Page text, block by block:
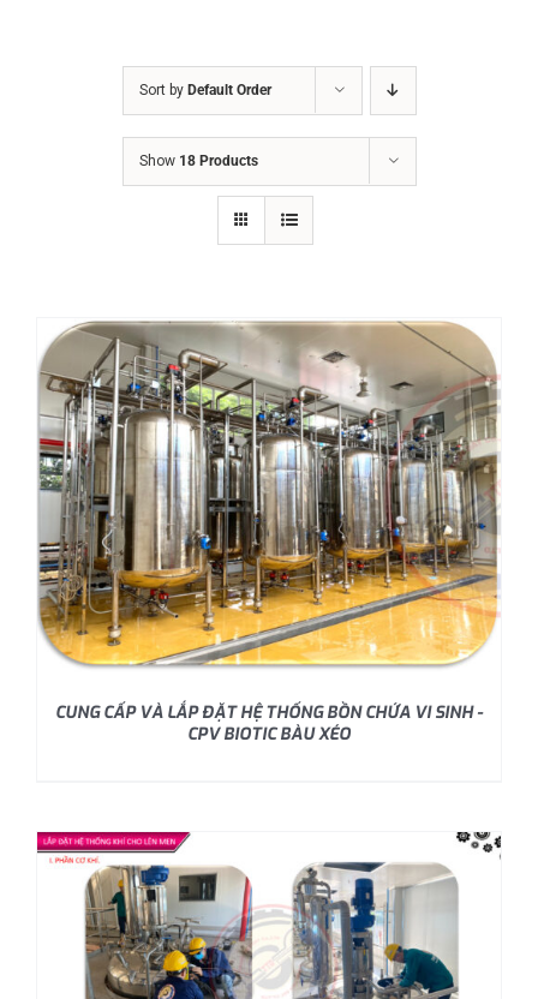
Sort by Default Order
Show 18 Products
CUNG CẤP VÀ LẮP ĐẶT HỆ THỐNG BỒN CHỨA VI SINH -
CPV BIOTIC BÀU XÉO